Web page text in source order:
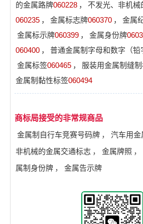
的金属路牌060228 ，
不发光、非机械
060235 ， 金属标志牌060370 ， 金属
金属标示牌060399 ， 金属身份牌
060400 ， 普通金属制字母和数字（铅
金属标签060465 ， 服装用金属制缝
金属制黏性标签060494
商标局接受的非常规商品
金属制自行车竞赛号码牌 ， 汽车用金
非机械的金属交通标志 ， 金属牌照 ，
属制身份牌 ， 金属告示牌